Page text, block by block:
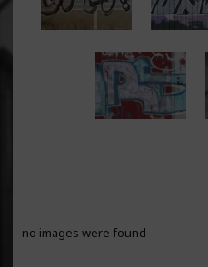
no images were found